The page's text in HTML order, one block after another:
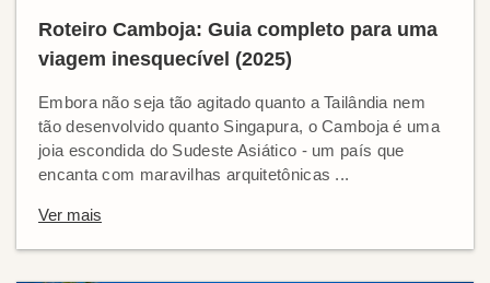
Roteiro Camboja: Guia completo para uma
viagem inesquecível (2025)
Embora não seja tão agitado quanto a Tailândia nem
tão desenvolvido quanto Singapura, o Camboja é uma
joia escondida do Sudeste Asiático - um país que
encanta com maravilhas arquitetônicas ...
Ver mais